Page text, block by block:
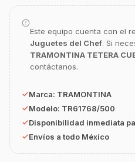
Este equipo cuenta con el
Juguetes del Chef. Si
TRAMONTINA TETERA
contáctanos.
Marca: TRAMONTINA
Modelo: TR61768/500
Disponibilidad inmediata
Envíos a todo México
GastroBot
Asesor Chef Online
¿En qué te puedo
equipamiento o
Buscar estufas